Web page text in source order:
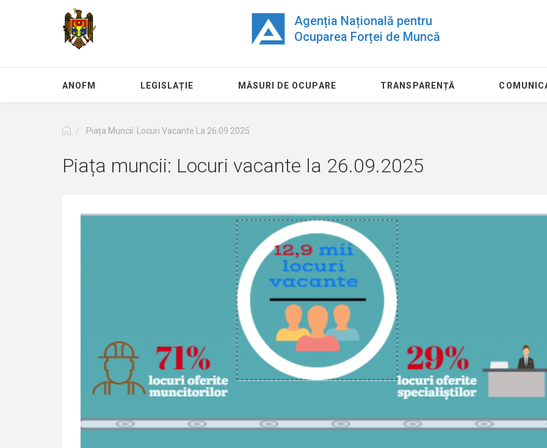
Agenția Națională pentru
Ocuparea Forței de Muncă
ANOFM LEGISLAȚIE MĂSURI DE OCUPARE TRANSPARENȚĂ
Piața Muncii: Locuri Vacante La 26.09.2025
Piața muncii: Locuri vacante la 26.09.2025
24 Iulie
Piața muncii: Locuri
vacante la 24.07.2026